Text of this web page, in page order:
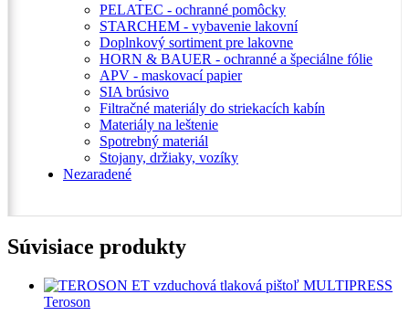
PELATEC - ochranné pomôcky
STARCHEM - vybavenie lakovní
Doplnkový sortiment pre lakovne
HORN & BAUER - ochranné a špeciálne fólie
APV - maskovací papier
SIA brúsivo
Filtračné materiály do striekacích kabín
Materiály na leštenie
Spotrebný materiál
Stojany, držiaky, vozíky
Nezaradené
Súvisiace produkty
Teroson